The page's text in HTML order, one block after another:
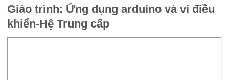
Giáo trình: Ứng dụng arduino và vi điều
khiển-Hệ Trung cấp